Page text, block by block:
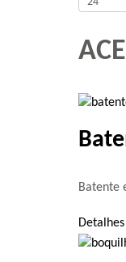
Batente